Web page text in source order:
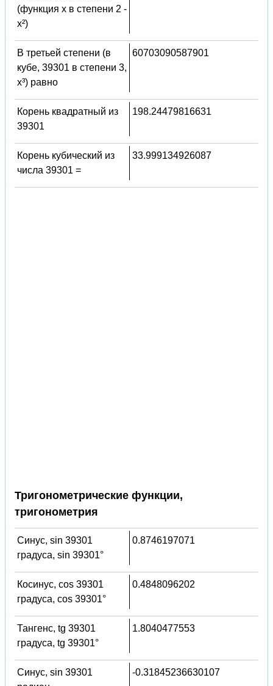
(функция x в степени 2 -
x²)
В третьей степени (в
кубе, 39301 в степени 3,
x³) равно
60703090587901
Корень квадратный из
39301
198.24479816631
Корень кубический из
числа 39301 =
33.999134926087
Тригонометрические функции,
тригонометрия
Синус, sin 39301
градуса, sin 39301°
0.8746197071
Косинус, cos 39301
градуса, cos 39301°
0.4848096202
Тангенс, tg 39301
градуса, tg 39301°
1.8040477553
Синус, sin 39301
-0.31845236630107